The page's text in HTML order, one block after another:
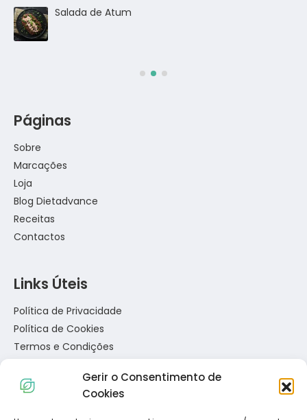
Gerir o Consentimento de
Cookies
Salada de Atum
Páginas
Sobre
Marcações
Loja
Blog Dietadvance
Receitas
Contactos
Links Úteis
Política de Privacidade
Política de Cookies
Termos e Condições
Livro de Reclamações